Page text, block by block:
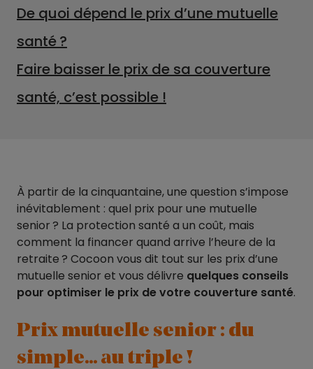
De quoi dépend le prix d’une mutuelle
santé ?
Faire baisser le prix de sa couverture
santé, c’est possible !
À partir de la cinquantaine, une question s’impose
inévitablement : quel prix pour une mutuelle
senior ? La protection santé a un coût, mais
comment la financer quand arrive l’heure de la
retraite ? Cocoon vous dit tout sur les prix d’une
mutuelle senior et vous délivre quelques conseils
pour optimiser le prix de votre couverture santé.
Prix mutuelle senior : du
simple… au triple !